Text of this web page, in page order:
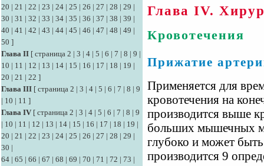
20 | 21 | 22 | 23 | 24 | 25 | 26 | 27 | 28 | 29 |
30 | 31 | 32 | 33 | 34 | 35 | 36 | 37 | 38 | 39 |
40 | 41 | 42 | 43 | 44 | 45 | 46 | 47 | 48 | 49 |
50 ]
Глава II [ страница 2 | 3 | 4 | 5 | 6 | 7 | 8 | 9 |
10 | 11 | 12 | 13 | 14 | 15 | 16 | 17 | 18 | 19 |
20 | 21 | 22 ]
Глава III [ страница 2 | 3 | 4 | 5 | 6 | 7 | 8 | 9
| 10 | 11 ]
Глава IV [ страница 2 | 3 | 4 | 5 | 6 | 7 | 8 | 9
| 10 | 11 | 12 | 13 | 14 | 15 | 16 | 17 | 18 | 19 |
20 | 21 | 22 | 23 | 24 | 25 | 26 | 27 | 28 | 29 |
30 |
64 | 65 | 66 | 67 | 68 | 69 | 70 | 71 | 72 | 73 |
Глава IV.
Кровотечения
Прижатие
Применяется для
кровотечения на
производится выше
больших мышечных
глубоко и может
производится 9